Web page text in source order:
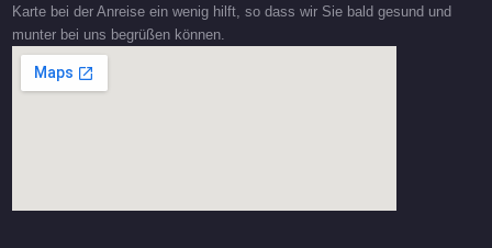
Karte bei der Anreise ein wenig hilft, so dass wir Sie bald gesund und
munter bei uns begrüßen können.